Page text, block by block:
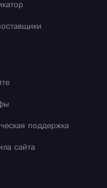
поддержка
сайта